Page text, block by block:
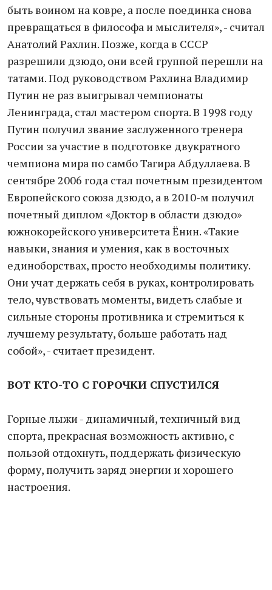
быть воином на ковре, а после поединка снова
превращаться в философа и мыслителя», - считал
Анатолий Рахлин. Позже, когда в СССР
разрешили дзюдо, они всей группой перешли на
татами. Под руководством Рахлина Владимир
Путин не раз выигрывал чемпионаты
Ленинграда, стал мастером спорта. В 1998 году
Путин получил звание заслуженного тренера
России за участие в подготовке двукратного
чемпиона мира по самбо Тагира Абдуллаева. В
сентябре 2006 года стал почетным президентом
Европейского союза дзюдо, а в 2010-м получил
почетный диплом «Доктор в области дзюдо»
южнокорейского университета Ёнин. «Такие
навыки, знания и умения, как в восточных
единоборствах, просто необходимы политику.
Они учат держать себя в руках, контролировать
тело, чувствовать моменты, видеть слабые и
сильные стороны противника и стремиться к
лучшему результату, больше работать над
собой», - считает президент.
ВОТ КТО-ТО С ГОРОЧКИ СПУСТИЛСЯ
Горные лыжи - динамичный, техничный вид
спорта, прекрасная возможность активно, с
пользой отдохнуть, поддержать физическую
форму, получить заряд энергии и хорошего
настроения.